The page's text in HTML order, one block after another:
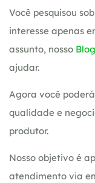
Você pesquisou
interesse apenas
assunto, nosso Blog
ajudar.
Agora você
qualidade e
produtor.
Nosso objetivo é
atendimento via